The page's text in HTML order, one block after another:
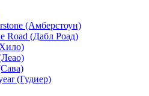
(Амберстоун)
Road (Дабл Роад)
(Гудиер)